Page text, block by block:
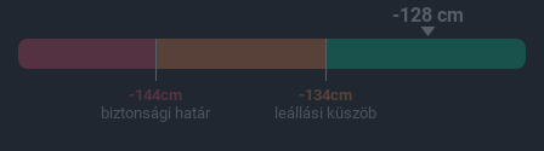
-128 cm
-144cm
biztonsági határ
-134cm
leállási küszöb